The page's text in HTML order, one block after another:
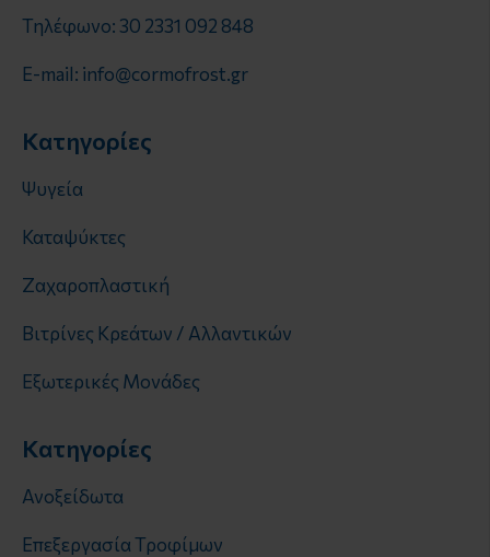
Τηλέφωνο: 30 2331 092 848
E-mail: info@cormofrost.gr
Κατηγορίες
Ψυγεία
Καταψύκτες
Ζαχαροπλαστική
Βιτρίνες Κρεάτων / Αλλαντικών
Εξωτερικές Μονάδες
Κατηγορίες
Ανοξείδωτα
Επεξεργασία Τροφίμων